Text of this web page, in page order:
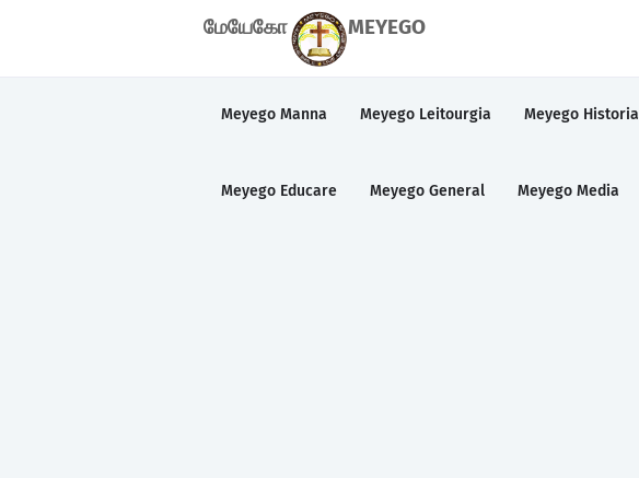
மேயேகோ MEYEGO
Meyego Manna Meyego Leitourgia Meyego Historia
Meyego Educare Meyego General Meyego Media